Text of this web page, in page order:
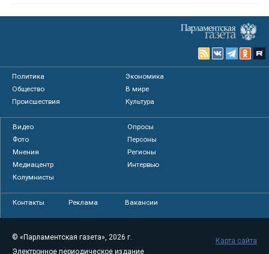
Политика
Экономика
Общество
В мире
Происшествия
Культура
Видео
Опросы
Фото
Персоны
Мнения
Регионы
Медиацентр
Интервью
Колумнисты
Контакты Реклама Вакансии
© «Парламентская газета», 2026 г.
Электронное периодическое издание
Карта сайта